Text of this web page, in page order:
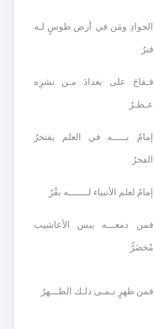
الجوادِ ومَن في أرض طوسٍ لـه
قبرُ
فـفاحَ على بغدادَ مـن نشرِه
عـطـرُ
إمامٌ بـــــه في العلم يفتخرُ
الفخرُ
إمامٌ لعلم الأنبياء لـــــــه بقْرُ
فمن دمعـــه يبس الأعاشيب
مُخضَرُّ
فمن طهرٍ نـمـى ذلـك الطـــهرُ